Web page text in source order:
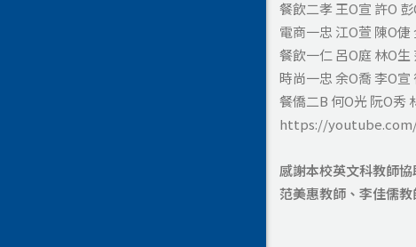
餐飲二孝 王O宣 許O
電商一忠 江O萱 陳O倢
餐飲一仁 呂O庭 林O生
時尚一忠 余O喬 李O宣
餐僑二B 何O光 阮O秀
https://youtube.com/
感謝本校英文科教師
范美惠教師、李佳儒